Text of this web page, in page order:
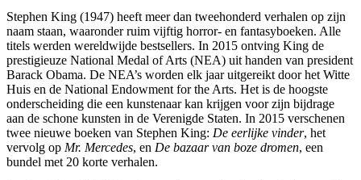
Stephen King (1947) heeft meer dan tweehonderd verhalen op zijn
naam staan, waaronder ruim vijftig horror- en fantasyboeken. Alle
titels werden wereldwijde bestsellers. In 2015 ontving King de
prestigieuze National Medal of Arts (NEA) uit handen van president
Barack Obama. De NEA’s worden elk jaar uitgereikt door het Witte
Huis en de National Endowment for the Arts. Het is de hoogste
onderscheiding die een kunstenaar kan krijgen voor zijn bijdrage
aan de schone kunsten in de Verenigde Staten. In 2015 verschenen
twee nieuwe boeken van Stephen King: De eerlijke vinder, het
vervolg op Mr. Mercedes, en De bazaar van boze dromen, een
bundel met 20 korte verhalen.